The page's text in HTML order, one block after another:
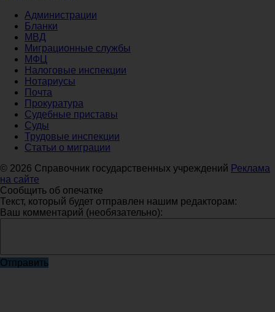
Администрации
Бланки
МВД
Миграционные службы
МФЦ
Налоговые инспекции
Нотариусы
Почта
Прокуратура
Судебные приставы
Суды
Трудовые инспекции
Статьи о миграции
© 2026 Справочник государственных учреждений Реклама
на сайте
Сообщить об опечатке
Текст, который будет отправлен нашим редакторам:
Ваш комментарий (необязательно):
Отправить